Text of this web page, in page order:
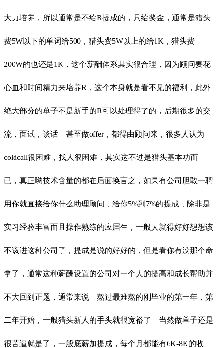
大力培养，所以通常是不给R提成的，只给奖金，通常是猎头
费5W以下的单词给500，猎头费5W以上的给1K，猎头费
200W的也还是1K，这个薪酬体系其实很合理，因为顾问要花
心血和时间精力来培养R，这个本身就是看不见的福利，此外
绝大部分的单子不是新手的R可以处理得了的，后期很多的交
流，面试，谈话，甚至做offer，都得由顾问来，很多人认为
coldcall很困难，找人很困难，其实这不过是猎头基本功而
已，真正哟技术含量的都在后面换言之，如果有公司胆敢一聘
用你就直接给你什么助理顾问，给你5%到7%的提成，除非是
实习经验丰富而且操作熟练的应届生，一般人就得好好想想该
不该进这种公司了，提成是说的好好的，但是看你有没那个命
拿了，通常这种薪酬设置的公司对一个人的提高和成长帮助并
不大回到正题，通常来说，熬过最难熬的刚毕业的第一年，第
二年开始，一般猎头新人的手头就很宽裕了，当然做单子还是
很苦逼就是了，一般底薪加提成，每个月都能有6K-8K的收